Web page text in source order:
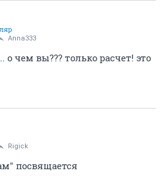
basik
в составе, которая приведет
недоверие к продукту
производителю. Что приведет к